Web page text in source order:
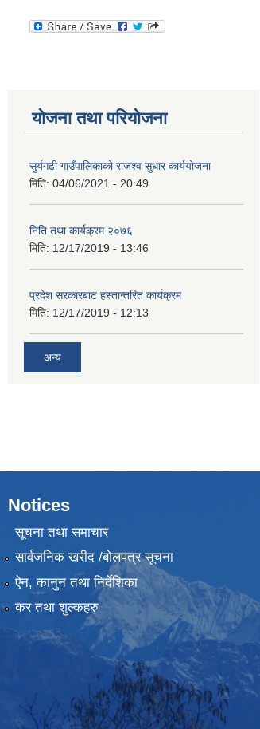
योजना तथा परियोजना
सुर्यगढी गाउँपालिकाको राजश्व सुधार कार्ययोजना
मिति: 04/06/2021 - 20:49
निति तथा कार्यक्रम २०७६
मिति: 12/17/2019 - 13:46
प्रदेश सरकारबाट हस्तान्तरित कार्यक्रम
मिति: 12/17/2019 - 12:13
अन्य
Notices
सूचना तथा समाचार
सार्वजनिक खरीद /बोलपत्र सूचना
ऐन, कानुन तथा निर्देशिका
कर तथा शुल्कहरु